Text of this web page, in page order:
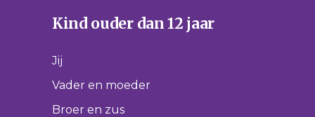
Kind ouder dan 12 jaar
Jij
Vader en moeder
Broer en zus